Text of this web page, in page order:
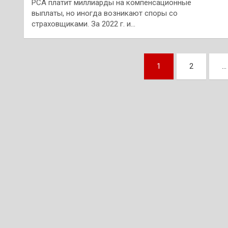
РСА платит миллиарды на компенсационные
выплаты, но иногда возникают споры со
страховщиками. За 2022 г. и…
1 2